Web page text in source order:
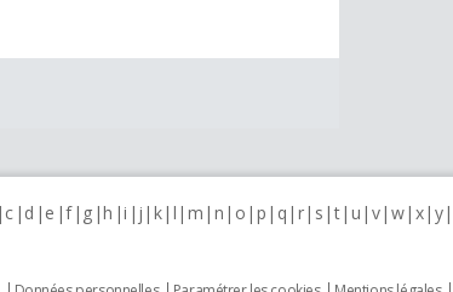
c d e f g h i j k l m n o p q r s t u v w x y